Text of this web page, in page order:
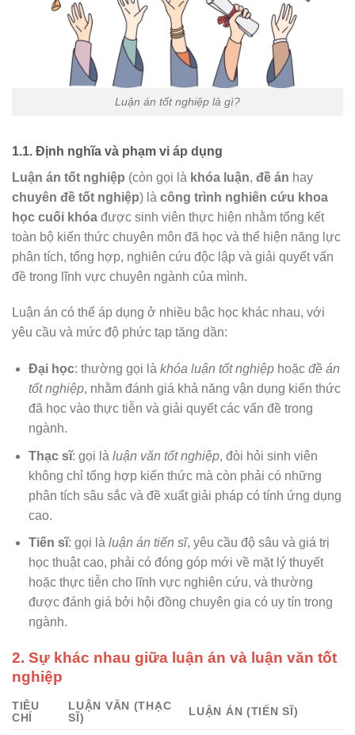
Luận án tốt nghiệp là gì?
1.1. Định nghĩa và phạm vi áp dụng
Luận án tốt nghiệp (còn gọi là khóa luận, đề án hay
chuyên đề tốt nghiệp) là công trình nghiên cứu khoa
học cuối khóa được sinh viên thực hiện nhằm tổng kết
toàn bộ kiến thức chuyên môn đã học và thể hiện năng lực
phân tích, tổng hợp, nghiên cứu độc lập và giải quyết vấn
đề trong lĩnh vực chuyên ngành của mình.
Luận án có thể áp dụng ở nhiều bậc học khác nhau, với
yêu cầu và mức độ phức tạp tăng dần:
Đại học: thường gọi là khóa luận tốt nghiệphoặc đề án
tốt nghiệp, nhằm đánh giá khả năng vận dụng kiến thức
đã học vào thực tiễn và giải quyết các vấn đề trong
ngành.
Thạc sĩ: gọi là luận văn tốt nghiệp, đòi hỏi sinh viên
không chỉ tổng hợp kiến thức mà còn phải có những
phân tích sâu sắc và đề xuất giải pháp có tính ứng dụng
cao.
Tiến sĩ: gọi là luận án tiến sĩ, yêu cầu độ sâu và giá trị
học thuật cao, phải có đóng góp mới về mặt lý thuyết
hoặc thực tiễn cho lĩnh vực nghiên cứu, và thường
được đánh giá bởi hội đồng chuyên gia có uy tín trong
ngành.
2. Sự khác nhau giữa luận án và luận văn tốt
nghiệp
TIÊU
CHÍ
LUẬN VĂN (THẠC
SĨ)
LUẬN ÁN (TIẾN SĨ)